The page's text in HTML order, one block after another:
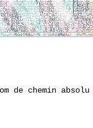
de chemin